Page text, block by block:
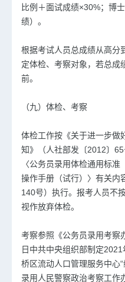
比例＋面试成绩×30%；博
绩）。
根据考试人员总成绩从高分
定体检、考察对象，若总成
前。
（九）体检、考察
体检工作按《关于进一步做
知》（人社部发〔2012〕
〈公务员录用体检通用标准
操作手册（试行）〉有关内
140号）执行。报考人员不
视作放弃体检。
考察参照《公务员录用考察
日中共中央组织部制定
桥区流动人口管理服务中心
录用人民警察政治考察工作